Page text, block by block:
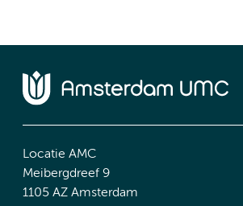
Locatie AMC
Meibergdreef 9
1105 AZ Amsterdam